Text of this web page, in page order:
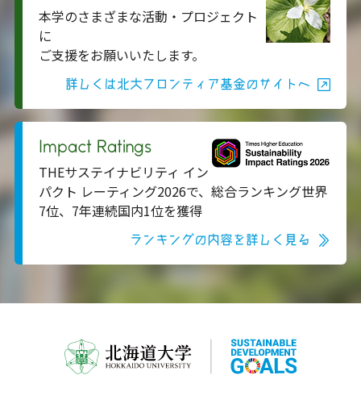
本学のさまざまな活動・プロジェクト
に
ご支援をお願いいたします。
詳しくは北大フロンティア基金のサイトへ
Impact Ratings
THEサステイナビリティ イン
パクト レーティング2026で、総合ランキング世界
7位、7年連続国内1位を獲得
ランキングの内容を詳しく見る